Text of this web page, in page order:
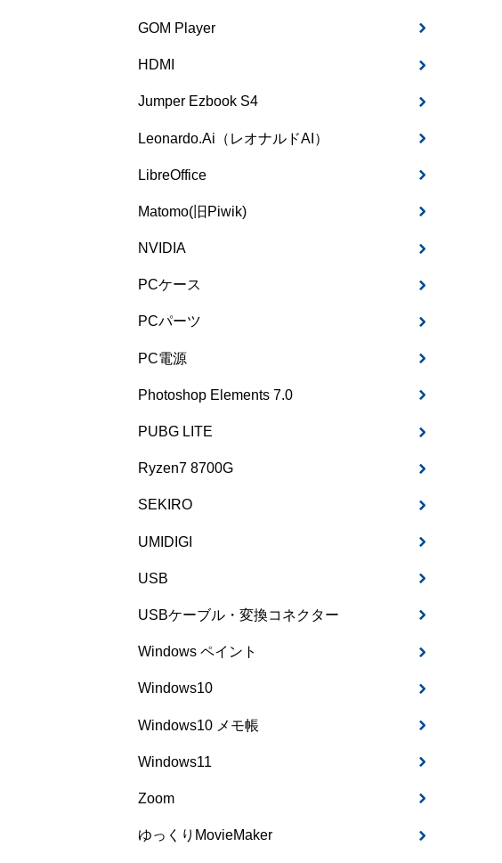
GOM Player
HDMI
Jumper Ezbook S4
Leonardo.Ai（レオナルドAI）
LibreOffice
Matomo(旧Piwik)
NVIDIA
PCケース
PCパーツ
PC電源
Photoshop Elements 7.0
PUBG LITE
Ryzen7 8700G
SEKIRO
UMIDIGI
USB
USBケーブル・変換コネクター
Windows ペイント
Windows10
Windows10 メモ帳
Windows11
Zoom
ゆっくりMovieMaker